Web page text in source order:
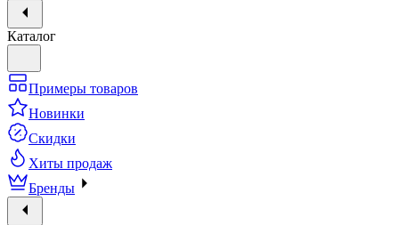
Каталог
Примеры товаров
Новинки
Скидки
Хиты продаж
Бренды